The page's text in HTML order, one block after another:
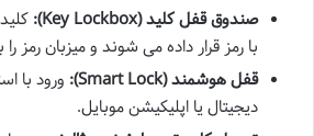
صندوق قفل کلید (Key Lockbox):
با رمز قرار داده می شوند و میزبان رمز
قفل هوشمند (Smart Lock):
ورود با
دیجیتال یا اپلیکیشن موبایل.